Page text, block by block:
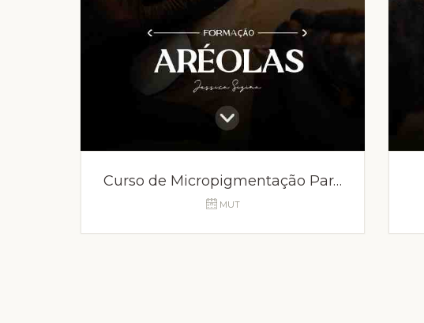
Curso de Micropigmentação Paramédica SP
MUT